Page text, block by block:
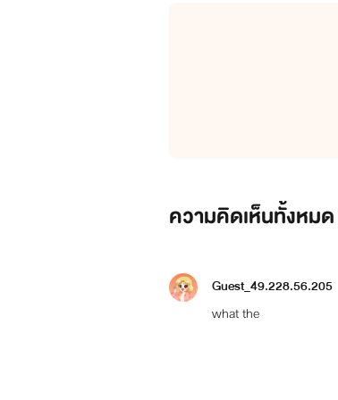
ที่บ้าอำนาจ เป็นที่สุด
ความคิดเห็นทั้งหม
Guest_49.228.56.205